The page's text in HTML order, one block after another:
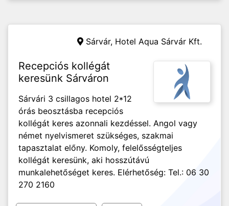
Sárvár, Hotel Aqua Sárvár Kft.
Recepciós kollégát
keresünk Sárváron
Sárvári 3 csillagos hotel 2*12
órás beosztásba recepciós
kollégát keres azonnali kezdéssel. Angol vagy
német nyelvismeret szükséges, szakmai
tapasztalat előny. Komoly, felelősségteljes
kollégát keresünk, aki hosszútávú
munkalehetőséget keres. Elérhetőség: Tel.: 06 30
270 2160